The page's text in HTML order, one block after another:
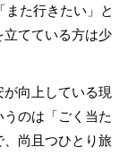
た行きたい」と
てている方は少
向上している現
のは「ごく当た
尚且つひとり旅